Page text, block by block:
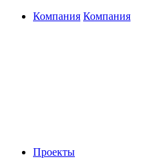
Компания Компания
Проекты